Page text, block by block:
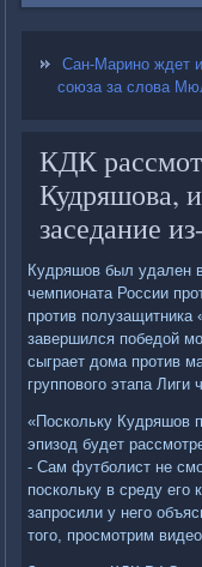
Сан-Марино ждет
союза за слова
КДК
Кудряшова,
заседание
Кудряшов был удален
чемпионата России
против
завершился победой
сыграет дома против
группового этапа Лиги
«Поскольку Кудряшов
эпизод будет
- Сам футболист не
поскольку в среду
запросили у него
того, просмотрим